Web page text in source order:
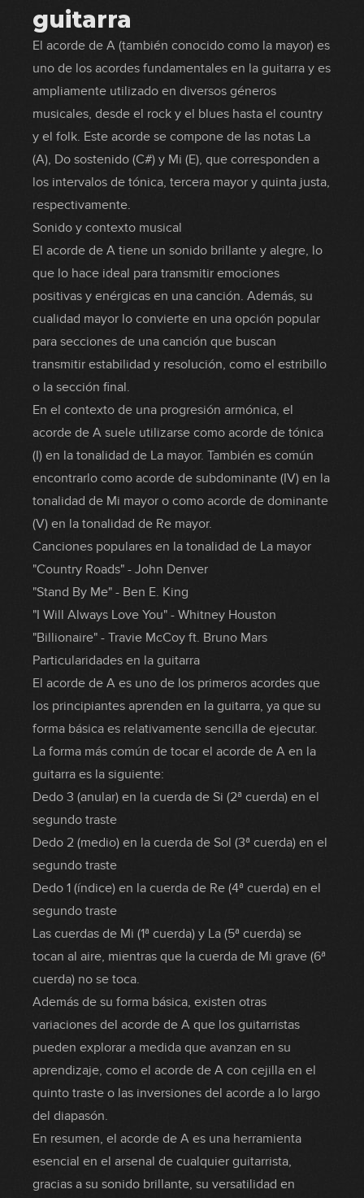
guitarra
El acorde de A (también conocido como la mayor) es
uno de los acordes fundamentales en la guitarra y es
ampliamente utilizado en diversos géneros
musicales, desde el rock y el blues hasta el country
y el folk. Este acorde se compone de las notas La
(A), Do sostenido (C#) y Mi (E), que corresponden a
los intervalos de tónica, tercera mayor y quinta justa,
respectivamente.
Sonido y contexto musical
El acorde de A tiene un sonido brillante y alegre, lo
que lo hace ideal para transmitir emociones
positivas y enérgicas en una canción. Además, su
cualidad mayor lo convierte en una opción popular
para secciones de una canción que buscan
transmitir estabilidad y resolución, como el estribillo
o la sección final.
En el contexto de una progresión armónica, el
acorde de A suele utilizarse como acorde de tónica
(I) en la tonalidad de La mayor. También es común
encontrarlo como acorde de subdominante (IV) en la
tonalidad de Mi mayor o como acorde de dominante
(V) en la tonalidad de Re mayor.
Canciones populares en la tonalidad de La mayor
"Country Roads" - John Denver
"Stand By Me" - Ben E. King
"I Will Always Love You" - Whitney Houston
"Billionaire" - Travie McCoy ft. Bruno Mars
Particularidades en la guitarra
El acorde de A es uno de los primeros acordes que
los principiantes aprenden en la guitarra, ya que su
forma básica es relativamente sencilla de ejecutar.
La forma más común de tocar el acorde de A en la
guitarra es la siguiente:
Dedo 3 (anular) en la cuerda de Si (2ª cuerda) en el
segundo traste
Dedo 2 (medio) en la cuerda de Sol (3ª cuerda) en el
segundo traste
Dedo 1 (índice) en la cuerda de Re (4ª cuerda) en el
segundo traste
Las cuerdas de Mi (1ª cuerda) y La (5ª cuerda) se
tocan al aire, mientras que la cuerda de Mi grave (6ª
cuerda) no se toca.
Además de su forma básica, existen otras
variaciones del acorde de A que los guitarristas
pueden explorar a medida que avanzan en su
aprendizaje, como el acorde de A con cejilla en el
quinto traste o las inversiones del acorde a lo largo
del diapasón.
En resumen, el acorde de A es una herramienta
esencial en el arsenal de cualquier guitarrista,
gracias a su sonido brillante, su versatilidad en